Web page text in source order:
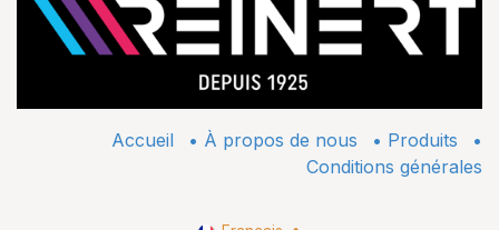
Accueil • À propos de nous • ​Produits
•
Conditions générales